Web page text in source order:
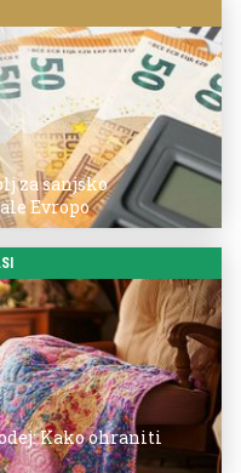
za sanjsko
Evropo
Kako ohraniti